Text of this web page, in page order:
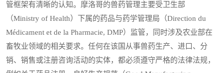
管框架有清晰的认知。摩洛哥的兽药管理主要受卫生部
（Ministry of Health）下属的药品与药学管理局（Direction du
Médicament et de la Pharmacie, DMP）监管，同时涉及农业部在
畜牧业领域的相关要求。任何在该国从事兽药生产、进口、分
销、销售或注册咨询活动的实体，都必须遵守严格的法律法规，